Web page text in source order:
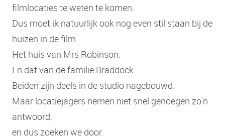
filmlocaties te weten te komen.
Dus moet ik natuurlijk ook nog even stil staan bij de
huizen in de film.
Het huis van Mrs Robinson.
En dat van de familie Braddock.
Beiden zijn deels in de studio nagebouwd.
Maar locatiejagers nemen niet snel genoegen zo'n
antwoord,
en dus zoeken we door.